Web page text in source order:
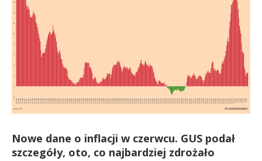
Nowe dane o inflacji w czerwcu. GUS podał
szczegóły, oto, co najbardziej zdrożało